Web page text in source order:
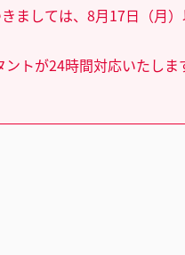
ましては、8月17日（月
トが24時間対応いたしま